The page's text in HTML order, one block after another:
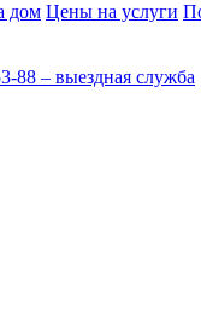
дом Цены на услуги
88 – выездная служба